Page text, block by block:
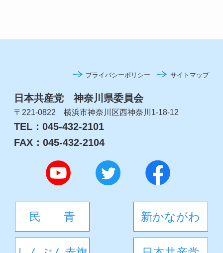
プライバシーポリシー サイトマップ
日本共産党 神奈川県委員会
〒221-0822 横浜市神奈川区西神奈川1-18-12
TEL：045-432-2101
FAX：045-432-2104
民 青 新かながわ